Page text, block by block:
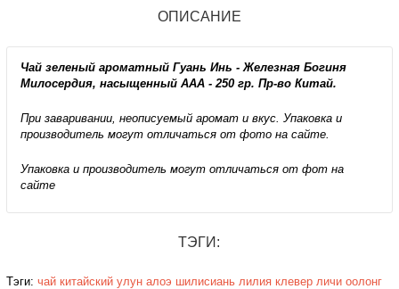
ОПИСАНИЕ
Чай зеленый ароматный Гуань Инь - Железная Богиня
Милосердия, насыщенный ААА - 250 гр. Пр-во Китай.
При заваривании, неописуемый аромат и вкус. Упаковка и
производитель могут отличаться от фото на сайте.
Упаковка и производитель могут отличаться от фот на
сайте
ТЭГИ:
Тэги: чай китайский улун алоэ шилисиань лилия клевер личи оолонг